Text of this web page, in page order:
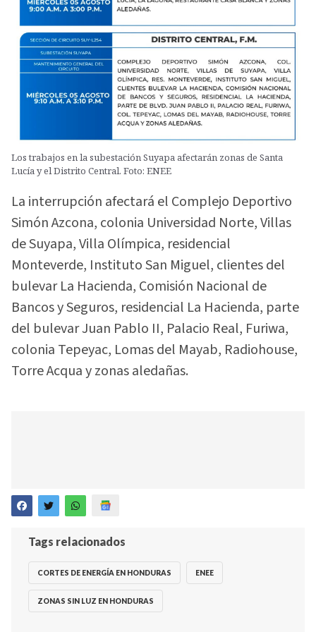
Los trabajos en la subestación Suyapa afectarán zonas de Santa
Lucía y el Distrito Central. Foto: ENEE
La interrupción afectará el Complejo Deportivo
Simón Azcona, colonia Universidad Norte, Villas
de Suyapa, Villa Olímpica, residencial
Monteverde, Instituto San Miguel, clientes del
bulevar La Hacienda, Comisión Nacional de
Bancos y Seguros, residencial La Hacienda, parte
del bulevar Juan Pablo II, Palacio Real, Furiwa,
colonia Tepeyac, Lomas del Mayab, Radiohouse,
Torre Acqua y zonas aledañas.
Tags relacionados
CORTES DE ENERGÍA EN HONDURAS ENEE
ZONAS SIN LUZ EN HONDURAS